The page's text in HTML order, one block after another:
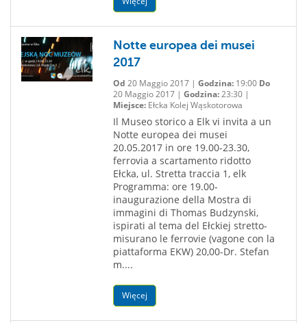
Notte europea dei musei
2017
Od 20 Maggio 2017 | Godzina:19:00 Do
20 Maggio 2017 | Godzina:23:30 |
Miejsce:Ełcka Kolej Wąskotorowa
Il Museo storico a Elk vi invita a un
Notte europea dei musei
20.05.2017 in ore 19.00-23.30,
ferrovia a scartamento ridotto
Ełcka, ul. Stretta traccia 1, elk
Programma: ore 19.00-
inaugurazione della Mostra di
immagini di Thomas Budzynski,
ispirati al tema del Ełckiej stretto-
misurano le ferrovie (vagone con la
piattaforma EKW) 20,00-Dr. Stefan
m....
Więcej